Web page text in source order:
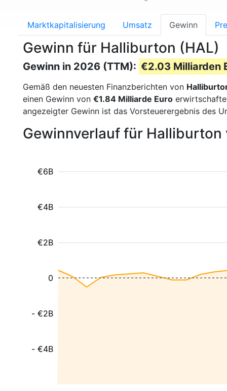
Marktkapitalisierung Umsatz Gewinn
Gewinn für Halliburton (HAL)
Gewinn in 2026 (TTM): €2.03 Milliarden
Gemäß den neuesten Finanzberichten von
einen Gewinn von €1.84 Milliarde Euro
angezeigter Gewinn ist das Vorsteuerergebnis des
Gewinnverlauf für
- €4B
- €2B
€2B
€4B
€6B
0